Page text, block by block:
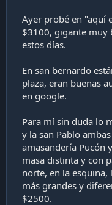
Ayer probé en "aquí
$3100, gigante muy
estos días.
En san bernardo
plaza, eran buenas
en google.
Para mí sin duda lo
y la san Pablo
amasandería Pucón
masa distinta y con
norte, en la esquina,
más grandes y
$2500.